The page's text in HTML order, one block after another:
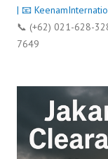
| 📧
📞 (+62) 021-628-
7649